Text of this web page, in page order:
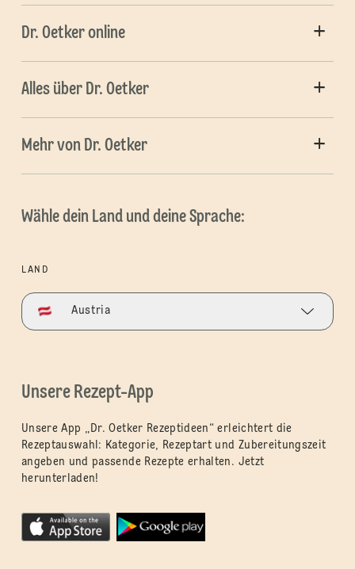
Dr. Oetker online
Alles über Dr. Oetker
Mehr von Dr. Oetker
Wähle dein Land und deine Sprache:
LAND
Austria
Unsere Rezept-App
Unsere App „Dr. Oetker Rezeptideen“ erleichtert die
Rezeptauswahl: Kategorie, Rezeptart und Zubereitungszeit
angeben und passende Rezepte erhalten. Jetzt
herunterladen!